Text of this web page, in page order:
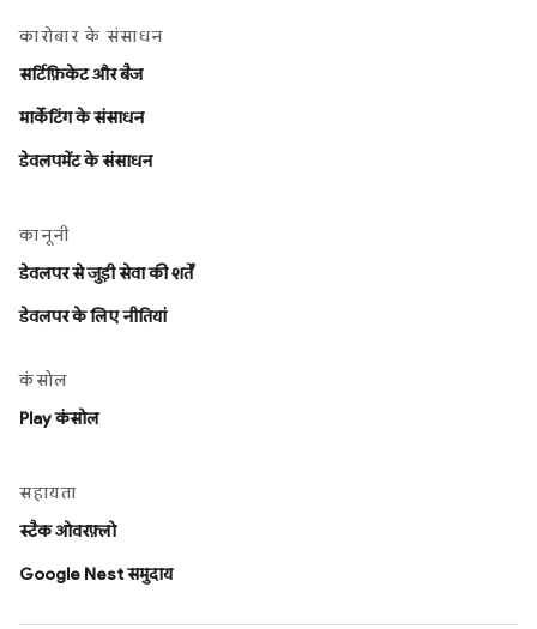
कारोबार के संसाधन
सर्टिफ़िकेट और बैज
मार्केटिंग के संसाधन
डेवलपमेंट के संसाधन
कानूनी
डेवलपर से जुड़ी सेवा की शर्तें
डेवलपर के लिए नीतियां
कंसोल
Play कंसोल
सहायता
स्टैक ओवरफ़्लो
Google Nest समुदाय